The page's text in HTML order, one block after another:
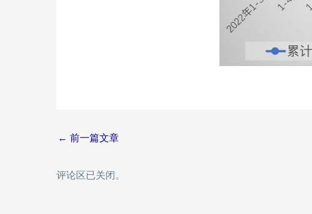
Post
← 前一篇文章
评论区已关闭。